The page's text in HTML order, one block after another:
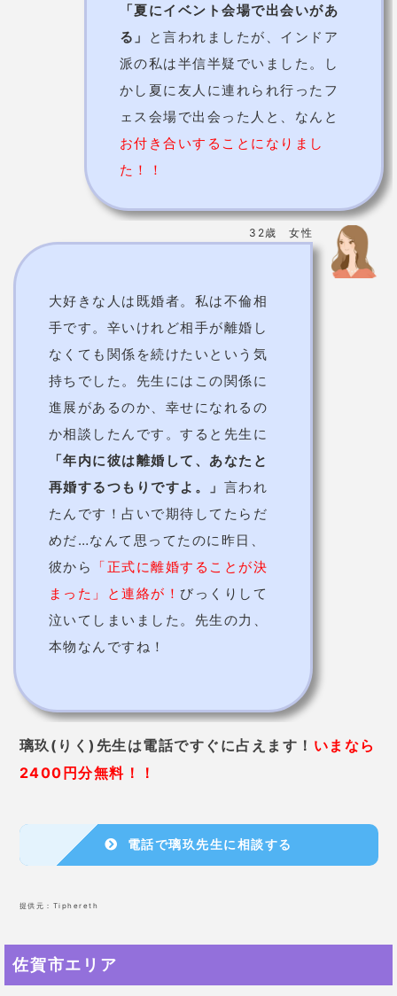
「夏にイベント会場で出会いがあ
る」
と言われましたが、インドア
派の私は半信半疑でいました。し
かし夏に友人に連れられ行ったフ
ェス会場で出会った人と、なんと
お付き合いすることになりまし
た！！
32歳 女性
大好きな人は既婚者。私は不倫相
手です。辛いけれど相手が離婚し
なくても関係を続けたいという気
持ちでした。先生にはこの関係に
進展があるのか、幸せになれるの
か相談したんです。すると先生に
「年内に彼は離婚して、あなたと
再婚するつもりですよ。」 言われ
たんです！占いで期待してたらだ
めだ…なんて思ってたのに昨日、
彼から
「正式に離婚することが決
まった」と連絡が！ びっくりして
泣いてしまいました。先生の力、
本物なんですね！
璃玖(りく)先生は電話ですぐに占えます！ いまなら
2400円分無料！！
電話で璃玖先生に相談する
提供元： Tiphereth
佐賀市エリア